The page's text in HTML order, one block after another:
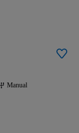
Manual